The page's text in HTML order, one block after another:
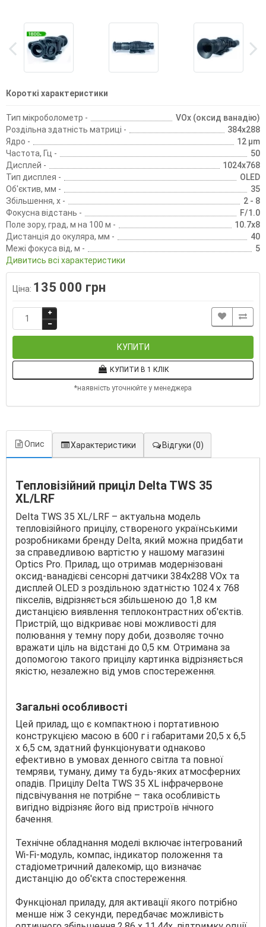
Короткі характеристики
Тип мікроболометр -
VOx (оксид ванадію)
Роздільна здатність матриці -
384x288
Ядро -
12 µm
Частота, Гц -
50
Дисплей -
1024х768
Тип дисплея -
OLED
Об'єктив, мм -
35
Збільшення, х -
2 - 8
Фокусна відстань -
F/1.0
Поле зору, град, м на 100 м -
10.7x8
Дистанція до окуляра, мм -
40
Межі фокуса від, м -
5
Дивитись всі характеристики
Ціна: 135 000 грн
КУПИТИ
КУПИТИ В 1 КЛІК
*наявність уточнюйте у менеджера
Опис Характеристики Відгуки (0)
Тепловізійний приціл Delta TWS 35
XL/LRF
Delta TWS 35 XL/LRF – актуальна модель
тепловізійного прицілу, створеного українськими
розробниками бренду Delta, який можна придбати
за справедливою вартістю у нашому магазині
Optics Pro. Прилад, що отримав модернізовані
оксид-ванадієві сенсорні датчики 384x288 VOx та
дисплей OLED з роздільною здатністю 1024 х 768
пікселів, відрізняється збільшеною до 1,8 км
дистанцією виявлення теплоконтрастних об'єктів.
Пристрій, що відкриває нові можливості для
полювання у темну пору доби, дозволяє точно
вражати ціль на відстані до 0,5 км. Отримана за
допомогою такого прицілу картинка відрізняється
якістю, незалежно від умов спостереження.
Загальні особливості
Цей прилад, що є компактною і портативною
конструкцією масою в 600 г і габаритами 20,5 х 6,5
х 6,5 см, здатний функціонувати однаково
ефективно в умовах денного світла та повної
темряви, туману, диму та будь-яких атмосферних
опадів. Прицілу Delta TWS 35 XL інфрачервоне
підсвічування не потрібне – така особливість
вигідно відрізняє його від пристроїв нічного
бачення.
Технічне обладнання моделі включає інтегрований
Wi-Fi-модуль, компас, індикатор положення та
стадіометричний далекомір, що визначає
дистанцію до об'єкта спостереження.
Функціонал приладу, для активації якого потрібно
менше ніж 3 секунди, передбачає можливість